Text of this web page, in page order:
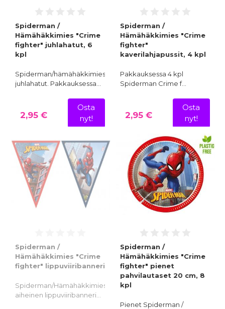
Spiderman /
Hämähäkkimies "Crime
fighter" juhlahatut, 6
kpl
Spiderman/hämähäkkimies aiheiset
juhlahatut. Pakkauksessa…
2,95 €
Osta
nyt!
Spiderman /
Hämähäkkimies "Crime
fighter"
kaverilahjapussit, 4 kpl
Pakkauksessa 4 kpl
Spiderman Crime f…
2,95 €
Osta
nyt!
Spiderman /
Hämähäkkimies "Crime
fighter" lippuviiribanneri
Spiderman/Hämähäkkimies
aiheinen lippuviiribanneri…
Spiderman /
Hämähäkkimies "Crime
fighter" pienet
pahvilautaset 20 cm, 8
kpl
Pienet Spiderman /